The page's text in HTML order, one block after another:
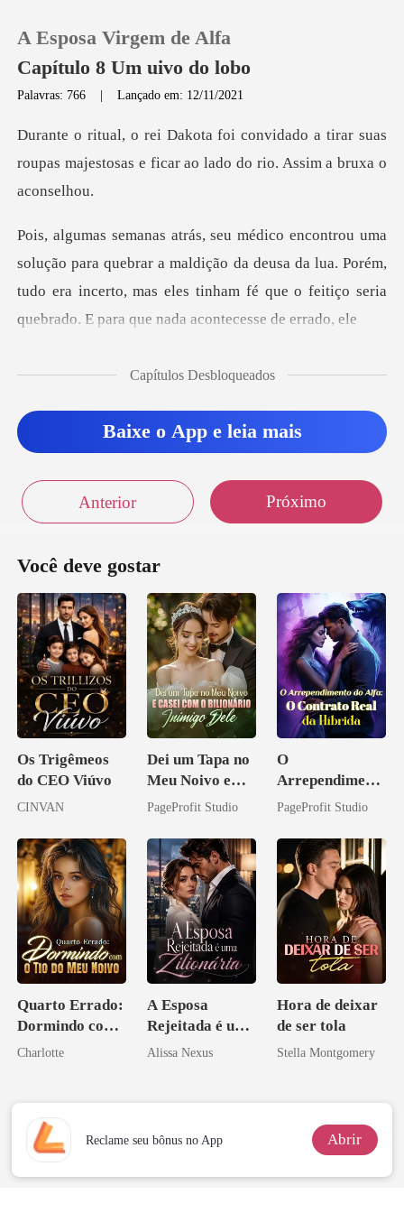
0
Loja
Histórico
Sair
A Esposa Virgem de Alfa
Capítulo 8 Um uivo do lobo
Palavras: 766 |Lançado em: 12/11/2021
do a tirar suas
roupas majestosas e ficar
r a maldição da deusa da lua. Porém,
tudo era incerto, mas eles tinham fé
Capítulos Desbloqueados
Baixe o App e leia mais
Anterior Próximo
Você deve gostar
Os Trigêmeos
do CEO Viúvo
CINVAN
Dei um Tapa no
Meu Noivo e
Casei com o
Inimigo Dele
PageProfit Studio
O
Arrependiment
o do Alfa: O
da Híbrida
PageProfit Studio
Quarto Errado:
Dormindo com
o Tio do Meu
Charlotte
A Esposa
Rejeitada é uma
Zilionária
Alissa Nexus
Hora de deixar
de ser tola
Stella Montgomery
Reclame seu bônus no App Abrir